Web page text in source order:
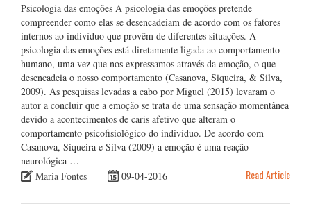
Psicologia das emoções A psicologia das emoções pretende
compreender como elas se desencadeiam de acordo com os fatores
internos ao indivíduo que provêm de diferentes situações. A
psicologia das emoções está diretamente ligada ao comportamento
humano, uma vez que nos expressamos através da emoção, o que
desencadeia o nosso comportamento (Casanova, Siqueira, & Silva,
2009). As pesquisas levadas a cabo por Miguel (2015) levaram o
autor a concluir que a emoção se trata de uma sensação momentânea
devido a acontecimentos de caris afetivo que alteram o
comportamento psicofisiológico do indivíduo. De acordo com
Casanova, Siqueira e Silva (2009) a emoção é uma reação
neurológica …
Maria Fontes
09-04-2016 Read Article